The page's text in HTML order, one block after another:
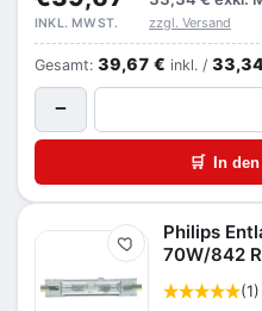
INKL. MWST. zzgl. Versand
Gesamt: 39,67 € inkl. /
−
🛒 In
Merken
Philips
70W/842
(1)